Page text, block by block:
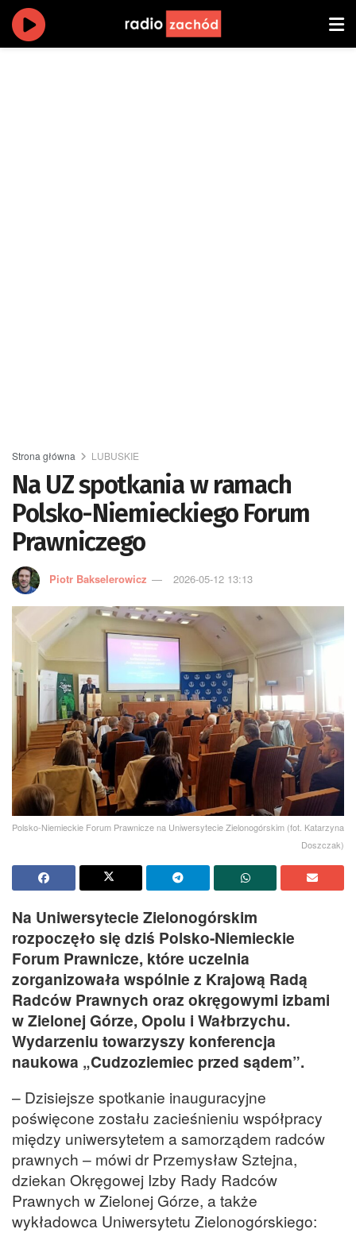
Strona główna LUBUSKIE
Na UZ spotkania w ramach
Polsko-Niemieckiego Forum
Prawniczego
Piotr Bakselerowicz 2026-05-12 13:13
Polsko-Niemieckie Forum Prawnicze na Uniwersytecie Zielonogórskim (fot. Katarzyna
Doszczak)
Na Uniwersytecie Zielonogórskim
rozpoczęło się dziś Polsko-Niemieckie
Forum Prawnicze, które uczelnia
zorganizowała wspólnie z Krajową Radą
Radców Prawnych oraz okręgowymi izbami
w Zielonej Górze, Opolu i Wałbrzychu.
Wydarzeniu towarzyszy konferencja
naukowa „Cudzoziemiec przed sądem”.
– Dzisiejsze spotkanie inauguracyjne
poświęcone zostału zacieśnieniu współpracy
między uniwersytetem a samorządem radców
prawnych – mówi dr Przemysław Sztejna,
dziekan Okręgowej Izby Rady Radców
Prawnych w Zielonej Górze, a także
wykładowca Uniwersytetu Zielonogórskiego: